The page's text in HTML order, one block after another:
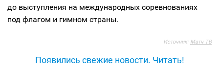
до выступления на международных соревнованиях
под флагом и гимном страны.
Источник: Матч ТВ
Появились свежие новости. Читать!